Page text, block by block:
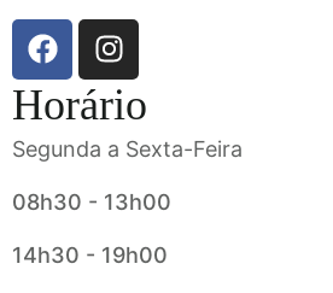
Horário
Segunda a Sexta-Feira
08h30 - 13h00
14h30 - 19h00